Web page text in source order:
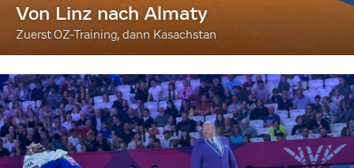
Von Linz nach Almaty
Zuerst OZ-Training, dann Kasachstan